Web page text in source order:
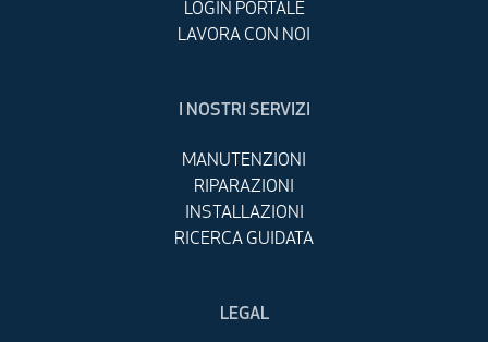
LOGIN PORTALE
LAVORA CON NOI
I NOSTRI SERVIZI
MANUTENZIONI
RIPARAZIONI
INSTALLAZIONI
RICERCA GUIDATA
LEGAL